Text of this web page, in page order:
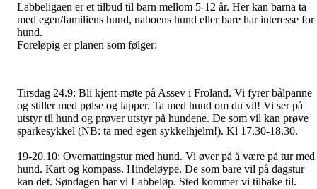
Labbeligaen er et tilbud til barn mellom 5-12 år. Her kan barna ta
med egen/familiens hund, naboens hund eller bare har interesse for
hund.
Foreløpig er planen som følger:
Tirsdag 24.9: Bli kjent-møte på Assev i Froland. Vi fyrer bålpanne
og stiller med pølse og lapper. Ta med hund om du vil! Vi ser på
utstyr til hund og prøver utstyr på hundene. De som vil kan prøve
sparkesykkel (NB: ta med egen sykkelhjelm!). Kl 17.30-18.30.
19-20.10: Overnattingstur med hund. Vi øver på å være på tur med
hund. Kart og kompass. Hindeløype. De som bare vil på dagstur
kan det. Søndagen har vi Labbeløp. Sted kommer vi tilbake til.